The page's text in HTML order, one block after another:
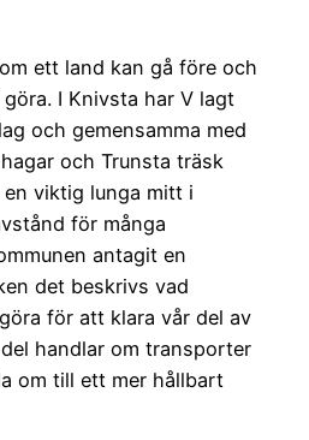
ett land kan gå före och
I Knivsta har V lagt
och gemensamma med
och Trunsta träsk
viktig lunga mitt i
för många
antagit en
det beskrivs vad
för att klara vår del av
handlar om transporter
om till ett mer hållbart